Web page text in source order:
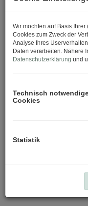
Wir möchten auf Basis
Cookies zum Zweck der
Analyse Ihres
Daten verarbeiten. Nähere
Datenschutzerklärung und
Technisch
Cookies
Statistik